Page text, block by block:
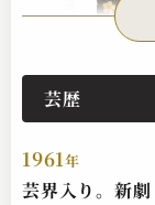
赤穂
芸歴
1961年
芸界入り。新